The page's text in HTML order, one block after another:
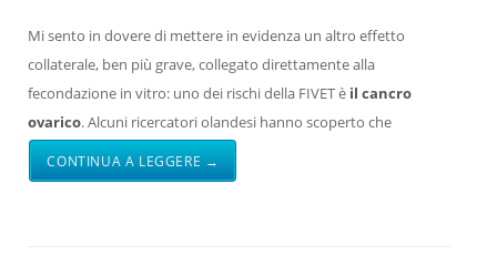
Mi sento in dovere di mettere in evidenza un altro effetto
collaterale, ben più grave, collegato direttamente alla
fecondazione in vitro: uno dei rischi della FIVET è il cancro
ovarico. Alcuni ricercatori olandesi hanno scoperto che
CONTINUA A LEGGERE →